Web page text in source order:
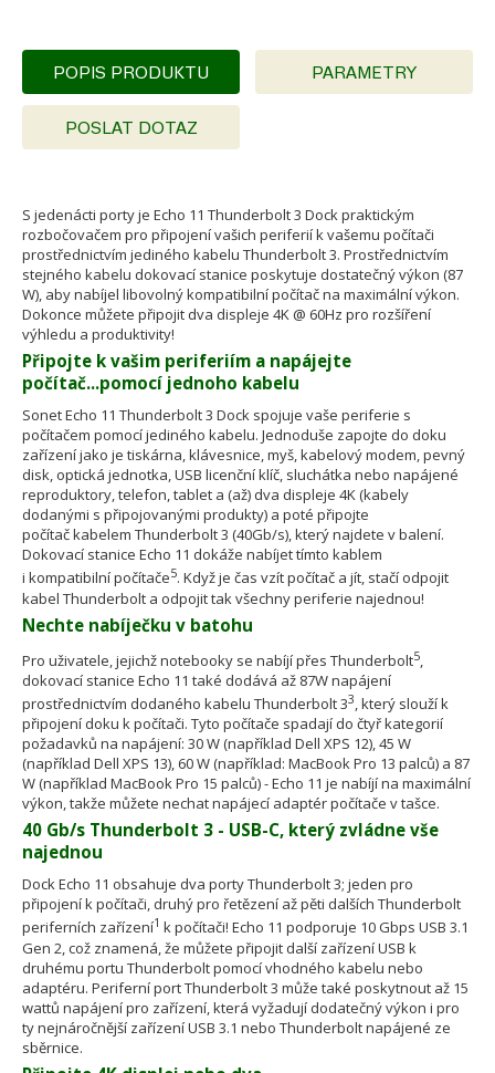
POPIS PRODUKTU PARAMETRY
POSLAT DOTAZ
S jedenácti porty je Echo 11 Thunderbolt 3 Dock praktickým
rozbočovačem pro připojení vašich periferií k vašemu počítači
prostřednictvím jediného kabelu Thunderbolt 3. Prostřednictvím
stejného kabelu dokovací stanice poskytuje dostatečný výkon (87
W), aby nabíjel libovolný kompatibilní počítač na maximální výkon.
Dokonce můžete připojit dva displeje 4K @ 60Hz pro rozšíření
výhledu a produktivity!
Připojte k vašim periferiím a napájejte
počítač...pomocí jednoho kabelu
Sonet Echo 11 Thunderbolt 3 Dock spojuje vaše periferie s
počítačem pomocí jediného kabelu. Jednoduše zapojte do doku
zařízení jako je tiskárna, klávesnice, myš, kabelový modem, pevný
disk, optická jednotka, USB licenční klíč, sluchátka nebo napájené
reproduktory, telefon, tablet a (až) dva displeje 4K (kabely
dodanými s připojovanými produkty) a poté připojte
počítač kabelem Thunderbolt 3 (40Gb/s), který najdete v balení.
Dokovací stanice Echo 11 dokáže nabíjet tímto kablem
i kompatibilní počítače5. Když je čas vzít počítač a jít, stačí odpojit
kabel Thunderbolt a odpojit tak všechny periferie najednou!
Nechte nabíječku v batohu
Pro uživatele, jejichž notebooky se nabíjí přes Thunderbolt5,
dokovací stanice Echo 11 také dodává až 87W napájení
prostřednictvím dodaného kabelu Thunderbolt 33, který slouží k
připojení doku k počítači. Tyto počítače spadají do čtyř kategorií
požadavků na napájení: 30 W (například Dell XPS 12), 45 W
(například Dell XPS 13), 60 W (například: MacBook Pro 13 palců) a 87
W (například MacBook Pro 15 palců) - Echo 11 je nabíjí na maximální
výkon, takže můžete nechat napájecí adaptér počítače v tašce.
40 Gb/s Thunderbolt 3 - USB-C, který zvládne vše
najednou
Dock Echo 11 obsahuje dva porty Thunderbolt 3; jeden pro
připojení k počítači, druhý pro řetězení až pěti dalších Thunderbolt
periferních zařízení1 k počítači! Echo 11 podporuje 10 Gbps USB 3.1
Gen 2, což znamená, že můžete připojit další zařízení USB k
druhému portu Thunderbolt pomocí vhodného kabelu nebo
adaptéru. Periferní port Thunderbolt 3 může také poskytnout až 15
wattů napájení pro zařízení, která vyžadují dodatečný výkon i pro
ty nejnáročnější zařízení USB 3.1 nebo Thunderbolt napájené ze
sběrnice.